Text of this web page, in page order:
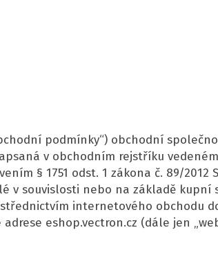
podmínky“) obchodní
v obchodním rejstříku
§ 1751 odst. 1 zákona č. 89/
v souvislosti nebo na základě
internetového obchodu
eshop.vectron.cz (dále jen